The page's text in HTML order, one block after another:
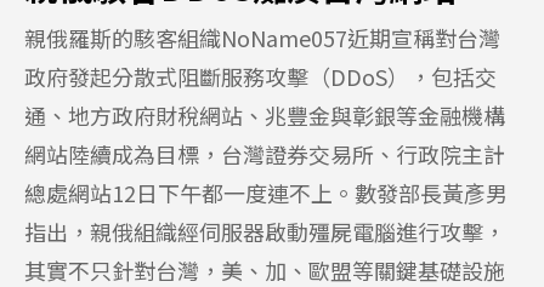
親俄羅斯的駭客組織NoName057近期宣稱對台灣
政府發起分散式阻斷服務攻擊（DDoS），包括交
通、地方政府財稅網站、兆豐金與彰銀等金融機構
網站陸續成為目標，台灣證券交易所、行政院主計
總處網站12日下午都一度連不上。數發部長黃彥男
指出，親俄組織經伺服器啟動殭屍電腦進行攻擊，
其實不只針對台灣，美、加、歐盟等關鍵基礎設施